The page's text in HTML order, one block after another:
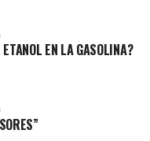
EN LA GASOLINA?